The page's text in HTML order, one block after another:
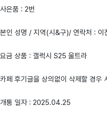
은품 : 2번
인 성명 / 지역(시&구)/ 연락처 :
금 상품 : 갤럭시 S25 울트라
페 후기글을 상의없이 삭제할 경우
통 일자 : 2025.04.25